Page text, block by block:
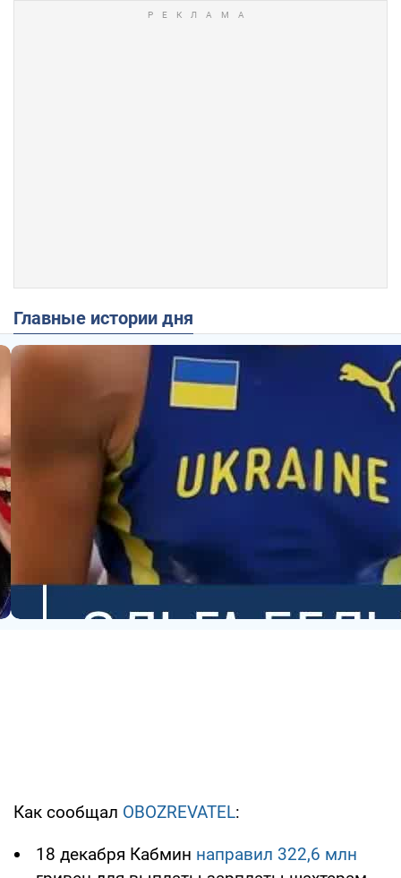
Главные истории дня
Как сообщал OBOZREVATEL:
18 декабря Кабмин направил 322,6 млн